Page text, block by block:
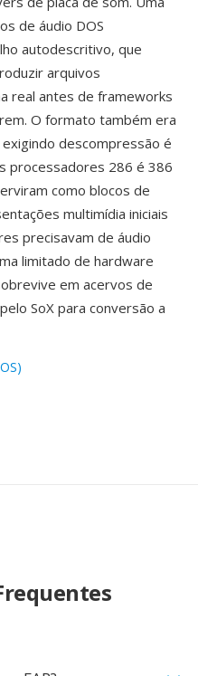
de áudio DOS
autodescritivo, que
arquivos
real antes de frameworks
O formato também era
descompressão é
processadores 286 é 386
como blocos de
multimídia iniciais
precisavam de áudio
limitado de hardware
em acervos de
SoX para conversão a